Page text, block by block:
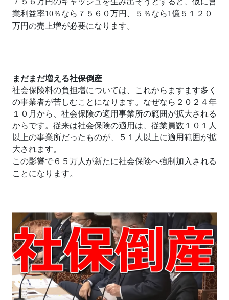
業利益率10％なら７５６０万円、５％なら1億５１２０
万円の売上増が必要になります。
まだまだ増える社保倒産
社会保険料の負担増については、これからますます多く
の事業者が苦しむことになります。なぜなら２０２４年
１０月から、社会保険の適用事業所の範囲が拡大される
からです。従来は社会保険の適用は、従業員数１０１人
以上の事業所だったものが、５１人以上に適用範囲が拡
大されます。
この影響で６５万人が新たに社会保険へ強制加入される
ことになります。